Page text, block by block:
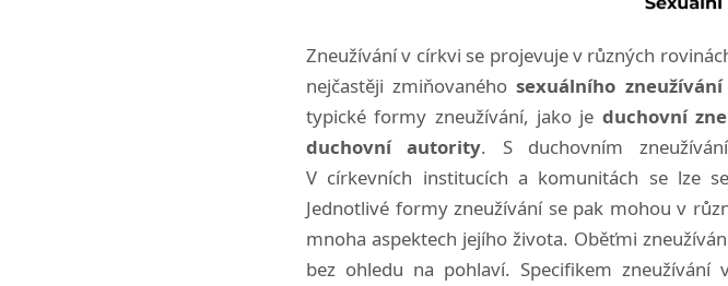
Zneužívání v církvi se projevuje v různých
nejčastěji zmiňovanéhosexuálního zneužívání
typické formy zneužívání, jako je duchovní
duchovní autority. S duchovním
V církevních institucích a komunitách se lze
Jednotlivé formy zneužívání se pak mohou v
mnoha aspektech jejího života. Oběťmi
bez ohledu na pohlaví. Specifikem